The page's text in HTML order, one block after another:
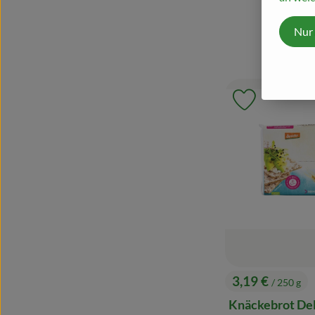
, Preis:
3,19 € / 250 g
Knäckebrot
Produkt
Nur